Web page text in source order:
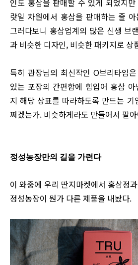
인도 홍삼을 판매할 수 있게 되었지
랏일 차원에서 홍삼을 판매하는 줄
그러다보니 홍삼업계의 많은 신생 브
과 비슷한 디자인, 비슷한 패키지로 상
특히 관장님의 최신작인 O브리타임
있는 포장의 간편함에 힘입어 홍삼
지 해당 상표를 따라하도록 만드는 기
쩌겠는가. 비슷하게라도 만들어서 팔
정성농장만의 길을 가련다
이 와중에 우리 딴지마켓에서 홍삼정
정성농장이 뭔가 다른 제품을 내놨다.